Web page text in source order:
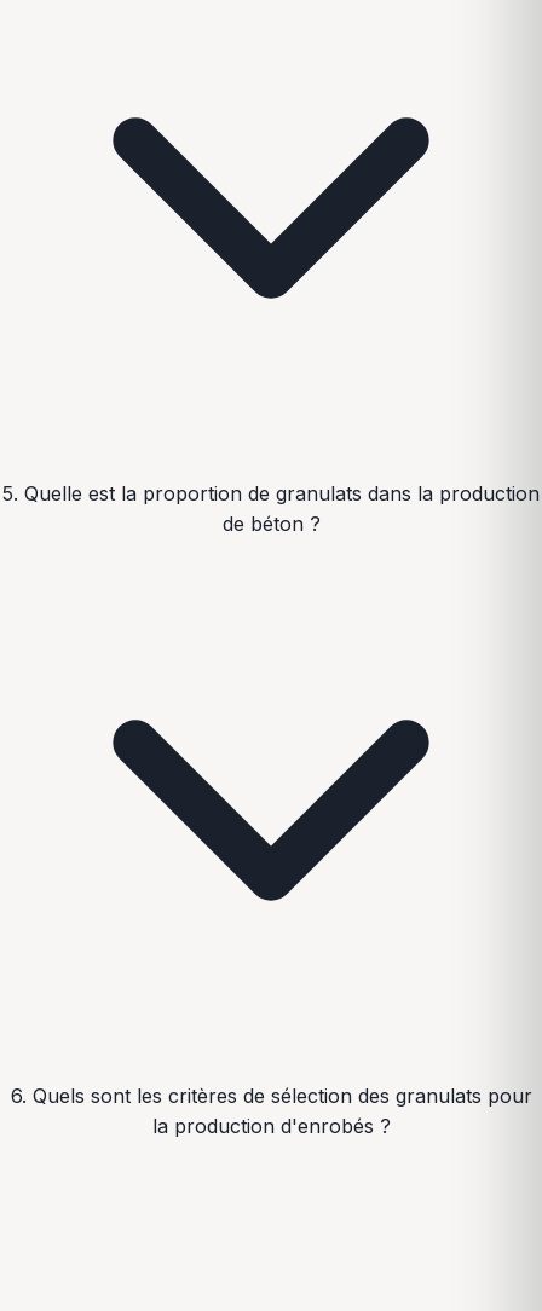
5. Quelle est la proportion de granulats dans la production
de béton ?
6. Quels sont les critères de sélection des granulats pour
la production d'enrobés ?